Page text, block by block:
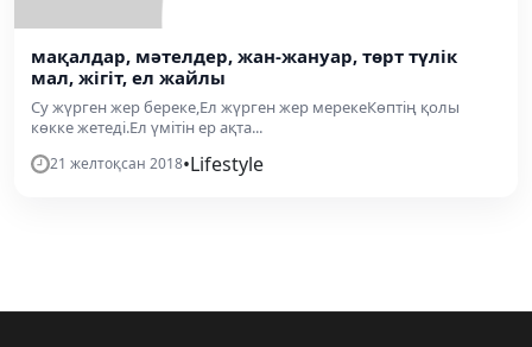
мақалдар, мәтелдер, жан-жануар, төрт түлік
мал, жігіт, ел жайлы
Су жүрген жер береке,Ел жүрген жер мерекеКөптің қолы
көкке жетеді.Ел үмітін ер ақта...
21 желтоқсан 2018•Lifestyle